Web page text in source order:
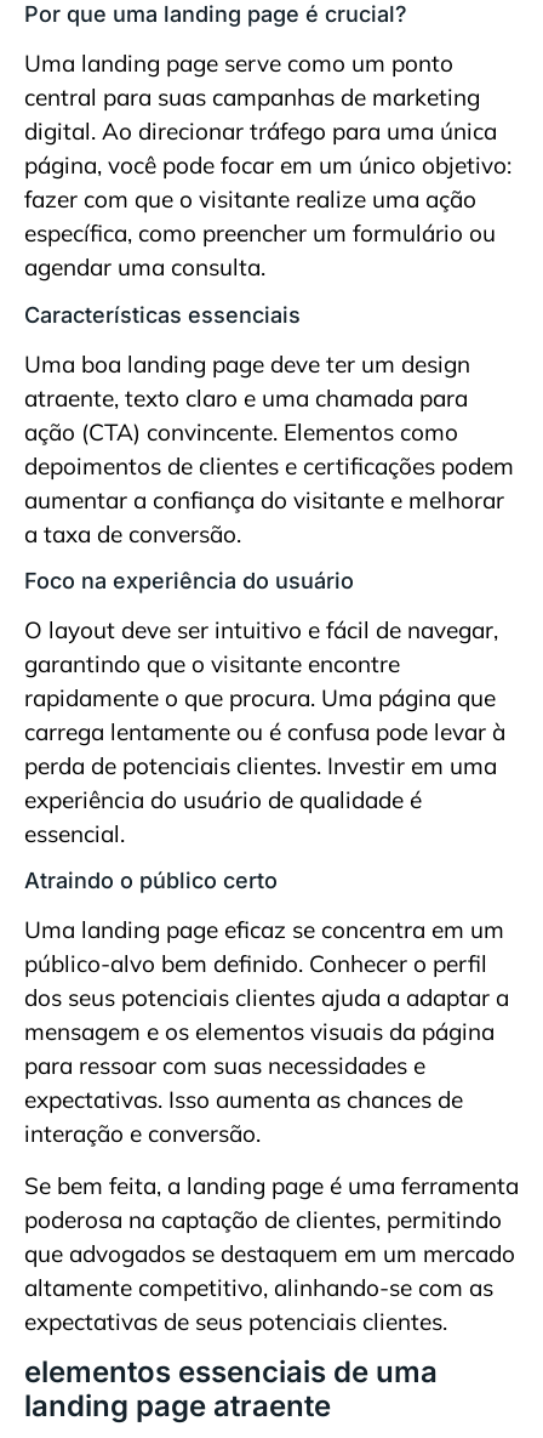
Por que uma landing page é crucial?
Uma landing page serve como um ponto
central para suas campanhas de marketing
digital. Ao direcionar tráfego para uma única
página, você pode focar em um único objetivo:
fazer com que o visitante realize uma ação
específica, como preencher um formulário ou
agendar uma consulta.
Características essenciais
Uma boa landing page deve ter um design
atraente, texto claro e uma chamada para
ação (CTA) convincente. Elementos como
depoimentos de clientes e certificações podem
aumentar a confiança do visitante e melhorar
a taxa de conversão.
Foco na experiência do usuário
O layout deve ser intuitivo e fácil de navegar,
garantindo que o visitante encontre
rapidamente o que procura. Uma página que
carrega lentamente ou é confusa pode levar à
perda de potenciais clientes. Investir em uma
experiência do usuário de qualidade é
essencial.
Atraindo o público certo
Uma landing page eficaz se concentra em um
público-alvo bem definido. Conhecer o perfil
dos seus potenciais clientes ajuda a adaptar a
mensagem e os elementos visuais da página
para ressoar com suas necessidades e
expectativas. Isso aumenta as chances de
interação e conversão.
Se bem feita, a landing page é uma ferramenta
poderosa na captação de clientes, permitindo
que advogados se destaquem em um mercado
altamente competitivo, alinhando-se com as
expectativas de seus potenciais clientes.
elementos essenciais de uma
landing page atraente